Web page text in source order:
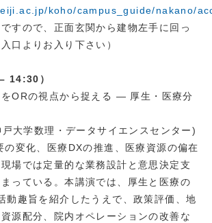
koho/campus_guide/nakano/
ですので、正面玄関から建物左手に回っ
口よりお入り下さい）
14:30）
をORの視点から捉える ― 厚生・医療分
大学数理・データサイエンスセンター)
の変化、医療DXの推進、医療資源の偏在
場では定量的な業務設計と意思決定支
っている。本講演では、厚生と医療の
動趣旨を紹介したうえで、政策評価、地
源配分、院内オペレーションの改善な